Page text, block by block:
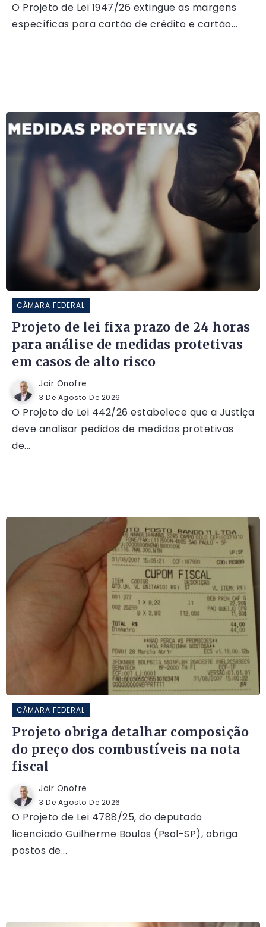
O Projeto de Lei 1947/26 extingue as margens
específicas para cartão de crédito e cartão...
CÂMARA FEDERAL
Projeto de lei fixa prazo de 24 horas
para análise de medidas protetivas
em casos de alto risco
Jair Onofre
3 De Agosto De 2026
O Projeto de Lei 442/26 estabelece que a Justiça
deve analisar pedidos de medidas protetivas
de...
CÂMARA FEDERAL
Projeto obriga detalhar composição
do preço dos combustíveis na nota
fiscal
Jair Onofre
3 De Agosto De 2026
O Projeto de Lei 4788/25, do deputado
licenciado Guilherme Boulos (Psol-SP), obriga
postos de...